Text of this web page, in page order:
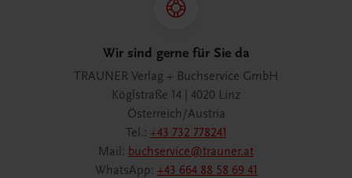
Wir sind gerne für Sie da
TRAUNER Verlag + Buchservice GmbH
Köglstraße 14 | 4020 Linz
Österreich/Austria
Tel.: +43 732 778241
Mail: buchservice@trauner.at
WhatsApp: +43 664 88 58 69 41